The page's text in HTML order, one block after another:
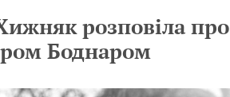
розповіла про
Боднаром